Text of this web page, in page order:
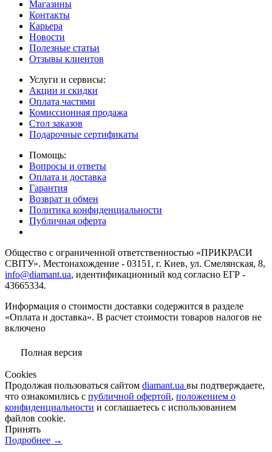
Магазины
Контакты
Карьера
Новости
Полезные статьи
Отзывы клиентов
Услуги и сервисы:
Акции и скидки
Оплата частями
Комиссионная продажа
Стол заказов
Подарочные сертификаты
Помощь:
Вопросы и ответы
Оплата и доставка
Гарантия
Возврат и обмен
Политика конфиденциальности
Публичная оферта
Общество с ограниченной ответственностью «ПРИКРАСИ
СВІТУ». Местонахождение - 03151, г. Киев, ул. Смелянская, 8,
info@diamant.ua, идентификационный код согласно ЕГР -
43665334.
Информация о стоимости доставки содержится в разделе
«Оплата и доставка». В расчет стоимости товаров налогов не
включено
Полная версия
Сookies
Продолжая пользоваться сайтом diamant.ua вы подтверждаете,
что ознакомились с публичной офертой, положением о
конфиденциальности и соглашаетесь с использованием
файлов cookie.
Принять
Подробнее →